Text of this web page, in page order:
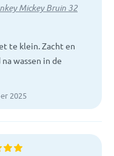
Mickey Bruin 32
te klein. Zacht en
wassen in de
2025